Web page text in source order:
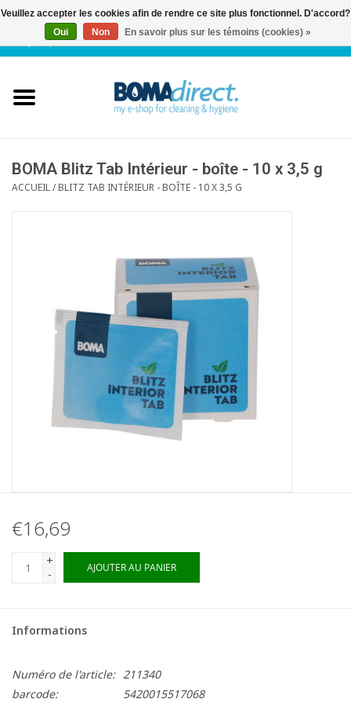
FR| 0 Articles
Service client
BOMA Blitz Tab Intérieur - boîte - 10 x 3,5 g
ACCUEIL/BLITZ TAB INTÉRIEUR - BOÎTE - 10 X 3,5 G
€16,69
+
-
AJOUTER AU PANIER
Informations
Numéro de l'article: 211340
barcode:
5420015517068
Veuillez accepter les cookies afin de rendre ce site plus fonctionnel. D'accord?
Oui
Non En savoir plus sur les témoins (cookies) »